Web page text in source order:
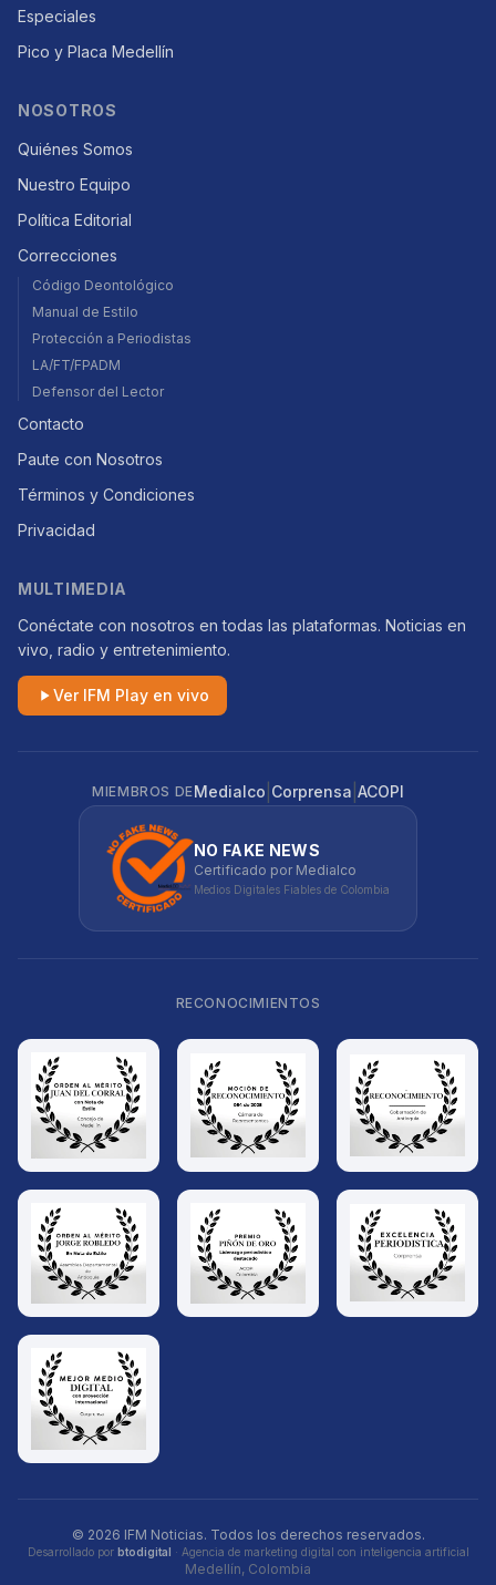
Especiales
Pico y Placa Medellín
NOSOTROS
Quiénes Somos
Nuestro Equipo
Política Editorial
Correcciones
Código Deontológico
Manual de Estilo
Protección a Periodistas
LA/FT/FPADM
Defensor del Lector
Contacto
Paute con Nosotros
Términos y Condiciones
Privacidad
MULTIMEDIA
Conéctate con nosotros en todas las plataformas. Noticias en
vivo, radio y entretenimiento.
Ver IFM Play en vivo
MIEMBROS DEMedialco Corprensa ACOPI
NO FAKE NEWS
Certificado por Medialco
Medios Digitales Fiables de Colombia
RECONOCIMIENTOS
© 2026 IFM Noticias. Todos los derechos reservados.
Desarrollado por btodigital · Agencia de marketing digital con inteligencia artificial
Medellín, Colombia